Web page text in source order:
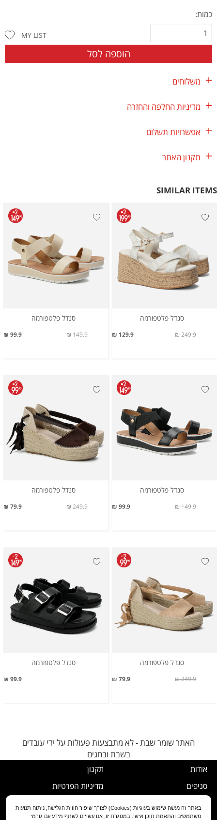
כמות:
הוספה לסל
MY LIST
משלוחים
מדיניות החלפה והחזרה
אפשרויות תשלום
תקנון האתר
SIMILAR ITEMS
סנדל פלטפורמה
129.9 ₪ 249.9 ₪
סנדל פלטפורמה
99.9 ₪ 149.9 ₪
סנדל פלטפורמה
99.9 ₪ 149.9 ₪
סנדל פלטפורמה
79.9 ₪ 249.9 ₪
סנדל פלטפורמה
79.9 ₪ 249.9 ₪
סנדל פלטפורמה
99.9 ₪
האתר שומר שבת - לא מתבצעות פעולות על ידי עובדים
בשבת ובחגים
אודות
סניפים
תקנון
מדיניות הפרטיות
נוהל ביטול עסקה
באתר זה נעשה שימוש בעוגיות (Cookies) לצורך שיפור חווית הגלישה, ניתוח תנועות
משתמשים והתאמת תוכן אישי. במסגרת זו, אנו עשויים לשתף מידע עם גורמי